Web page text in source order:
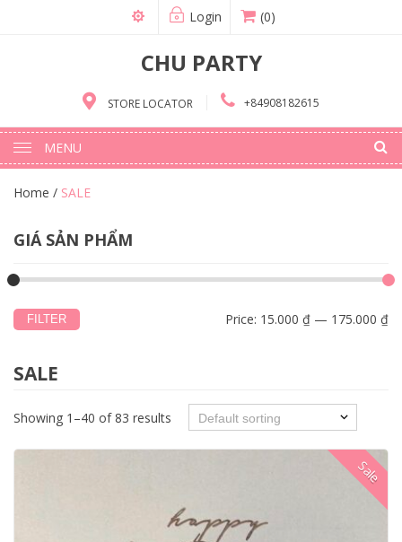
Login (0)
CHU PARTY
STORE LOCATOR +84908182615
MENU
Home / SALE
GIÁ SẢN PHẨM
FILTER Price: 15.000 ₫ — 175.000 ₫
SALE
Showing 1–40 of 83 results
Sale